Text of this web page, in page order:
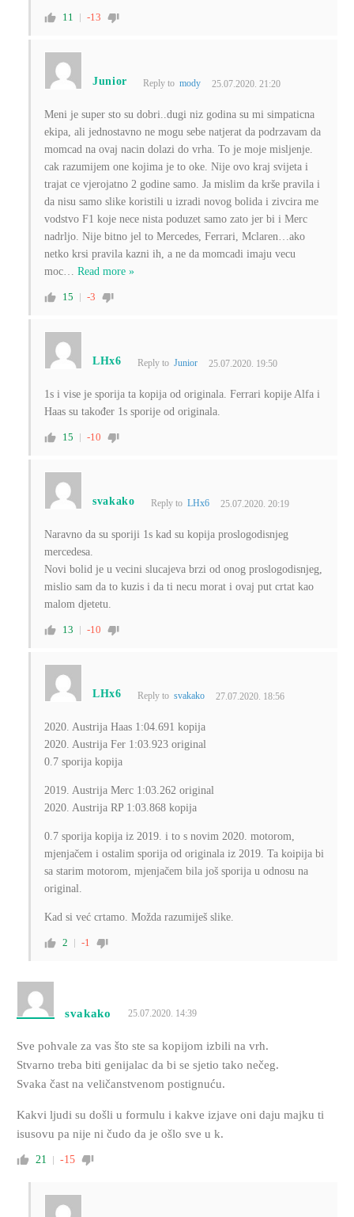
11 -13
Junior Reply tomody 25.07.2020. 21:20
Meni je super sto su dobri..dugi niz godina su mi simpaticna
ekipa, ali jednostavno ne mogu sebe natjerat da podrzavam da
momcad na ovaj nacin dolazi do vrha. To je moje misljenje.
cak razumijem one kojima je to oke. Nije ovo kraj svijeta i
trajat ce vjerojatno 2 godine samo. Ja mislim da krše pravila i
da nisu samo slike koristili u izradi novog bolida i zivcira me
vodstvo F1 koje nece nista poduzet samo zato jer bi i Merc
nadrljo. Nije bitno jel to Mercedes, Ferrari, Mclaren…ako
netko krsi pravila kazni ih, a ne da momcadi imaju vecu
moc… Read more »
15 -3
LHx6 Reply to Junior 25.07.2020. 19:50
1s i vise je sporija ta kopija od originala. Ferrari kopije Alfa i
Haas su također 1s sporije od originala.
15 -10
svakako Reply to LHx6 25.07.2020. 20:19
Naravno da su sporiji 1s kad su kopija proslogodisnjeg
mercedesa.
Novi bolid je u vecini slucajeva brzi od onog proslogodisnjeg,
mislio sam da to kuzis i da ti necu morat i ovaj put crtat kao
malom djetetu.
13 -10
LHx6 Reply to svakako 27.07.2020. 18:56
2020. Austrija Haas 1:04.691 kopija
2020. Austrija Fer 1:03.923 original
0.7 sporija kopija
2019. Austrija Merc 1:03.262 original
2020. Austrija RP 1:03.868 kopija
0.7 sporija kopija iz 2019. i to s novim 2020. motorom,
mjenjačem i ostalim sporija od originala iz 2019. Ta koipija bi
sa starim motorom, mjenjačem bila još sporija u odnosu na
original.
Kad si već crtamo. Možda razumiješ slike.
2 -1
svakako 25.07.2020. 14:39
Sve pohvale za vas što ste sa kopijom izbili na vrh.
Stvarno treba biti genijalac da bi se sjetio tako nečeg.
Svaka čast na veličanstvenom postignuću.
Kakvi ljudi su došli u formulu i kakve izjave oni daju majku ti
isusovu pa nije ni čudo da je ošlo sve u k.
21 -15